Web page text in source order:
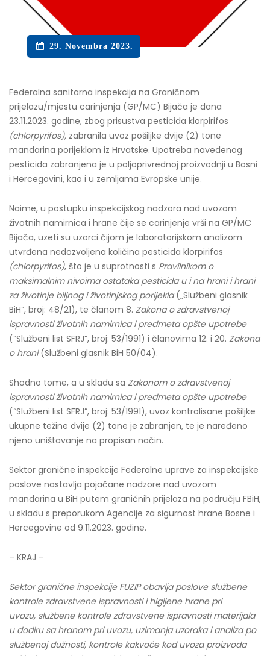
29. Novembra 2023.
Federalna sanitarna inspekcija na Graničnom
prijelazu/mjestu carinjenja (GP/MC) Bijača je dana
23.11.2023. godine, zbog prisustva pesticida klorpirifos
(chlorpyrifos), zabranila uvoz pošiljke dvije (2) tone
mandarina porijeklom iz Hrvatske. Upotreba navedenog
pesticida zabranjena je u poljoprivrednoj proizvodnji u Bosni
i Hercegovini, kao i u zemljama Evropske unije.
Naime, u postupku inspekcijskog nadzora nad uvozom
životnih namirnica i hrane čije se carinjenje vrši na GP/MC
Bijača, uzeti su uzorci čijom je laboratorijskom analizom
utvrđena nedozvoljena količina pesticida klorpirifos
(chlorpyrifos), što je u suprotnosti s Pravilnikom o
maksimalnim nivoima ostataka pesticida u i na hrani i hrani
za životinje biljnog i životinjskog porijekla(„Službeni glasnik
BiH“, broj: 48/21), te članom 8. Zakona o zdravstvenoj
ispravnosti životnih namirnica i predmeta opšte upotrebe
(“Službeni list SFRJ”, broj: 53/1991) i članovima 12. i 20. Zakona
o hrani(Službeni glasnik BiH 50/04).
Shodno tome, a u skladu sa Zakonom o zdravstvenoj
ispravnosti životnih namirnica i predmeta opšte upotrebe
(“Službeni list SFRJ”, broj: 53/1991), uvoz kontrolisane pošiljke
ukupne težine dvije (2) tone je zabranjen, te je naređeno
njeno uništavanje na propisan način.
Sektor granične inspekcije Federalne uprave za inspekcijske
poslove nastavlja pojačane nadzore nad uvozom
mandarina u BiH putem graničnih prijelaza na području FBiH,
u skladu s preporukom Agencije za sigurnost hrane Bosne i
Hercegovine od 9.11.2023. godine.
– KRAJ –
Sektor granične inspekcije FUZIP obavlja poslove službene
kontrole zdravstvene ispravnosti i higijene hrane pri
uvozu, službene kontrole zdravstvene ispravnosti materijala
u dodiru sa hranom pri uvozu, uzimanja uzoraka i analiza po
službenoj dužnosti, kontrole kakvoće kod uvoza proizvoda